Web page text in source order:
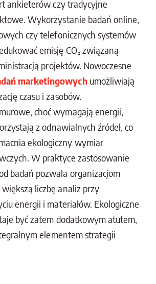
ankieterów czy tradycyjne
Wykorzystanie badań online,
czy telefonicznych systemów
emisję CO₂ związaną
projektów. Nowoczesne
marketingowychumożliwiają
czasu i zasobów.
choć wymagają energii,
z odnawialnych źródeł, co
ekologiczny wymiar
W praktyce zastosowanie
badań pozwala organizacjom
liczbę analiz przy
energii i materiałów. Ekologiczne
być zatem dodatkowym atutem,
elementem strategii